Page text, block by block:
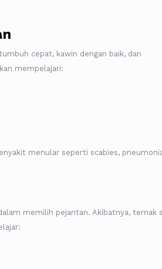
cepat, kawin dengan baik, dan
mempelajari:
menular seperti scabies,
memilih pejantan. Akibatnya, ternak